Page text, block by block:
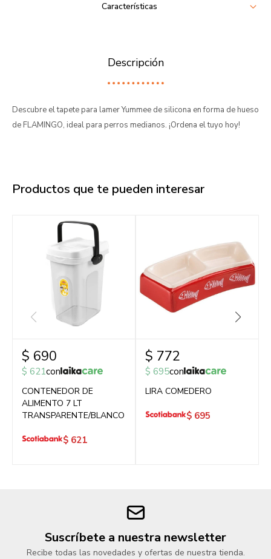
Características
Descripción
Descubre el tapete para lamer Yummee de silicona en forma de hueso
de FLAMINGO, ideal para perros medianos. ¡Ordena el tuyo hoy!
Productos que te pueden interesar
$ 690
$ 621con
CONTENEDOR DE
ALIMENTO 7 LT
TRANSPARENTE/BLANCO
$ 621
$ 772
$ 695con
LIRA COMEDERO
$ 695
Suscríbete a nuestra newsletter
Recibe todas las novedades y ofertas de nuestra tienda.